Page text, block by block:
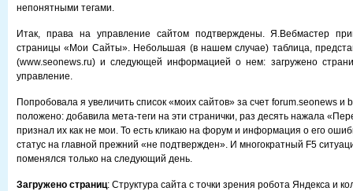
непонятными тегами.
Итак, права на управление сайтом подтверждены. Я.Вебмастер
страницы «Мои Сайты». Небольшая (в нашем случае) таблица,
(www.seonews.ru) и следующей информацией о нем: загружено
управление.
Попробовала я увеличить список «моих сайтов» за счет forum.seonews и
положено: добавила мета-теги на эти странички, раз десять нажала
признал их как не мои. То есть кликаю на форум и информация о его
статус на главной прежний «не подтвержден». И многократный F5
поменялся только на следующий день.
Загружено страниц: Структура сайта с точки зрения робота Яндекса и